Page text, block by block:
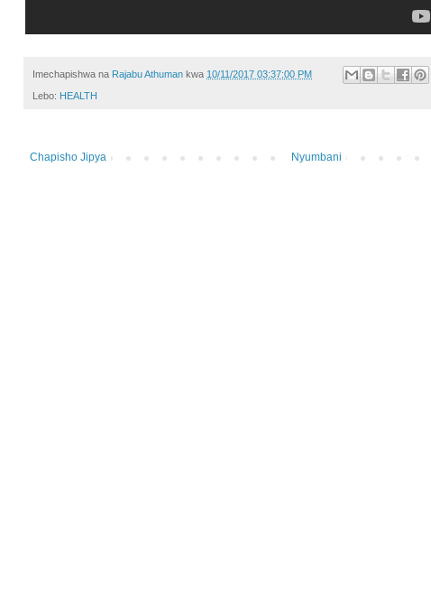
Imechapishwa na Rajabu Athuman kwa 10/11/2017 03:37:00 PM
Lebo: HEALTH
Chapisho Jipya Nyumbani